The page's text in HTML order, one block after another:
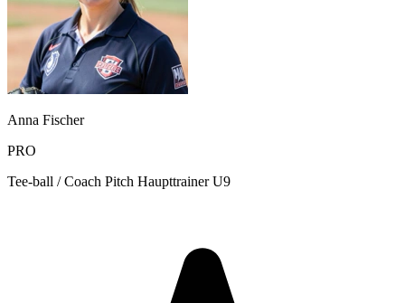
Anna Fischer
PRO
Tee-ball / Coach Pitch Haupttrainer U9